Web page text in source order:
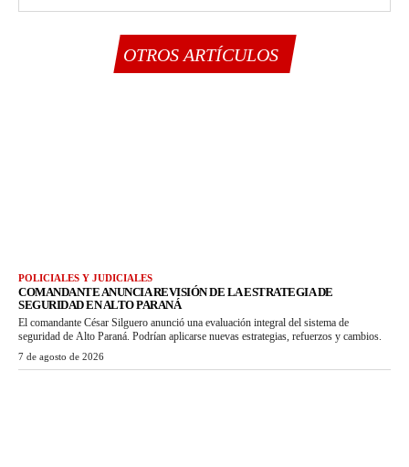
OTROS ARTÍCULOS
POLICIALES Y JUDICIALES
COMANDANTE ANUNCIA REVISIÓN DE LA ESTRATEGIA DE
SEGURIDAD EN ALTO PARANÁ
El comandante César Silguero anunció una evaluación integral del sistema de
seguridad de Alto Paraná. Podrían aplicarse nuevas estrategias, refuerzos y cambios.
7 de agosto de 2026